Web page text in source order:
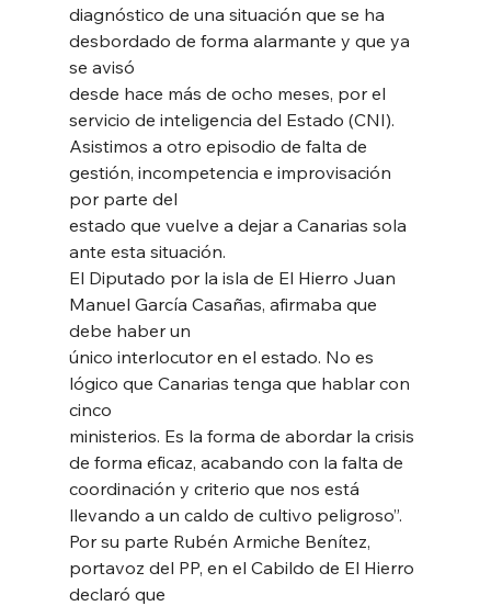
diagnóstico de una situación que se ha
desbordado de forma alarmante y que ya
se avisó
desde hace más de ocho meses, por el
servicio de inteligencia del Estado (CNI).
Asistimos a otro episodio de falta de
gestión, incompetencia e improvisación
por parte del
estado que vuelve a dejar a Canarias sola
ante esta situación.
El Diputado por la isla de El Hierro Juan
Manuel García Casañas, afirmaba que
debe haber un
único interlocutor en el estado. No es
lógico que Canarias tenga que hablar con
cinco
ministerios. Es la forma de abordar la crisis
de forma eficaz, acabando con la falta de
coordinación y criterio que nos está
llevando a un caldo de cultivo peligroso”.
Por su parte Rubén Armiche Benítez,
portavoz del PP, en el Cabildo de El Hierro
declaró que